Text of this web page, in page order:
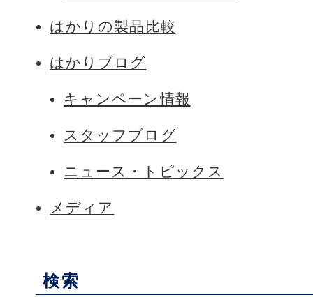
はかりの製品比較
はかりブログ
キャンペーン情報
スタッフブログ
ニュース・トピックス
メディア
検索